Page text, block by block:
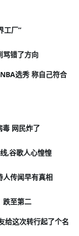
工厂”
骂错了方向
选秀 称自己符合
网民炸了
,谷歌人心惶惶
人传闻早有真相
跌至第二
给这次转行起了个名